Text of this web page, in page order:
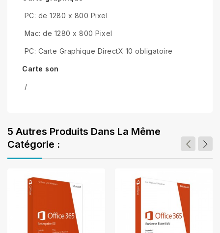
PC: de 1280 x 800 Pixel
Mac: de 1280 x 800 Pixel
PC: Carte Graphique DirectX 10 obligatoire
Carte son
/
5 Autres Produits Dans La Même
Catégorie :